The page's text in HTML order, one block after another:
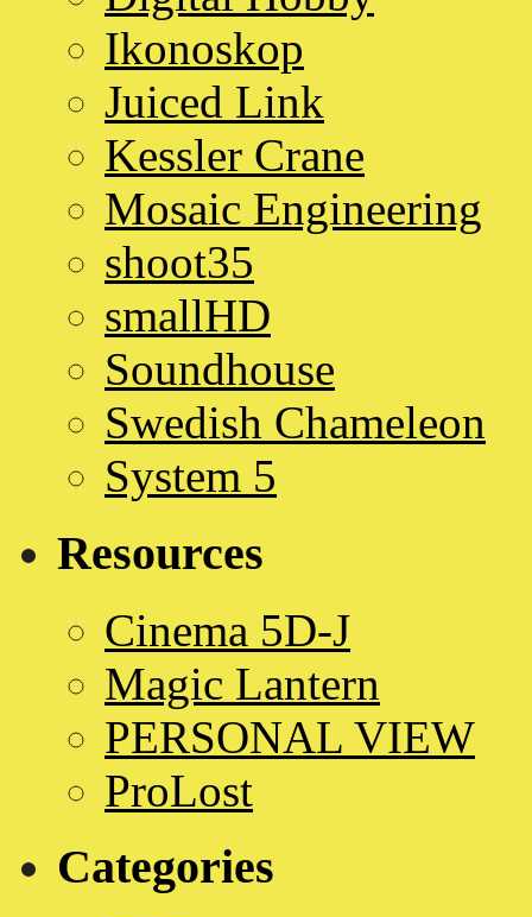
Ikonoskop
Juiced Link
Kessler Crane
Mosaic Engineering
shoot35
smallHD
Soundhouse
Swedish Chameleon
System 5
Resources
Cinema 5D-J
Magic Lantern
PERSONAL VIEW
ProLost
Categories